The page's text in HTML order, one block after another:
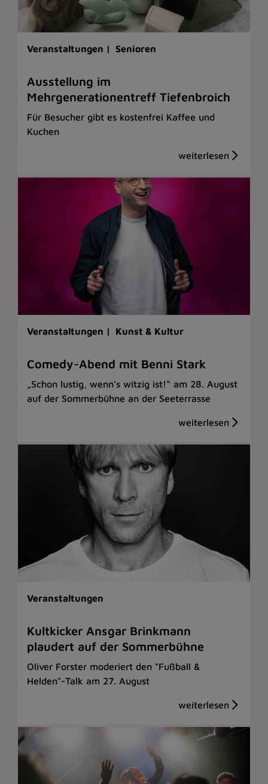
Veranstaltungen | Senioren
Ausstellung im
Mehrgenerationentreff Tiefenbroich
Für Besucher gibt es kostenfrei Kaffee und
Kuchen
Veranstaltungen | Kunst & Kultur
Comedy-Abend mit Benni Stark
„Schon lustig, wenn’s witzig ist!“ am 28. August
auf der Sommerbühne an der Seeterrasse
Veranstaltungen
Kultkicker Ansgar Brinkmann
plaudert auf der Sommerbühne
Oliver Forster moderiert den "Fußball &
Helden"-Talk am 27. August